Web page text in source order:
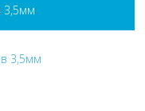
3,5мм